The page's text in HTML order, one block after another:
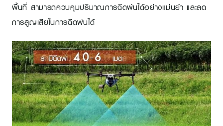
พื้นที่ สามารถควบคุมปริมาณการฉีดพ่นได้อย่างแม่นยํา และลด
การสูญเสียในการฉีดพ่นได้